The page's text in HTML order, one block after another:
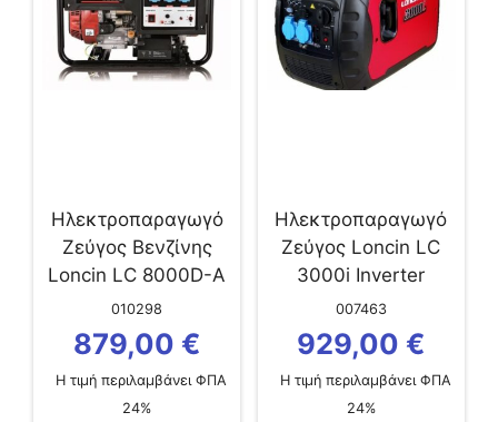
Ηλεκτροπαραγωγό
Ζεύγος Βενζίνης
Loncin LC 8000D-A
010298
879,00 €
Η τιμή περιλαμβάνει ΦΠΑ
24%
Ηλεκτροπαραγωγό
Ζεύγος Loncin LC
3000i Inverter
007463
929,00 €
Η τιμή περιλαμβάνει ΦΠΑ
24%